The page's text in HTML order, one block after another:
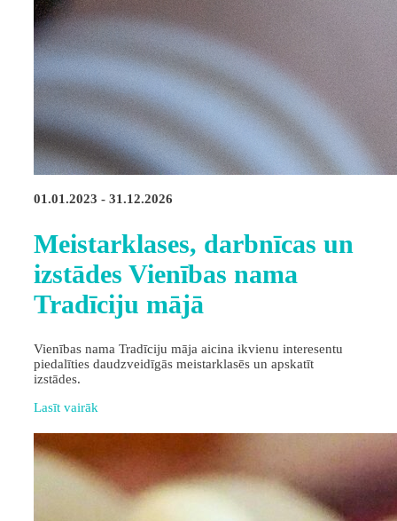
01.01.2023 - 31.12.2026
Meistarklases, darbnīcas un
izstādes Vienības nama
Tradīciju mājā
Vienības nama Tradīciju māja aicina ikvienu interesentu
piedalīties daudzveidīgās meistarklasēs un apskatīt
izstādes.
Lasīt vairāk